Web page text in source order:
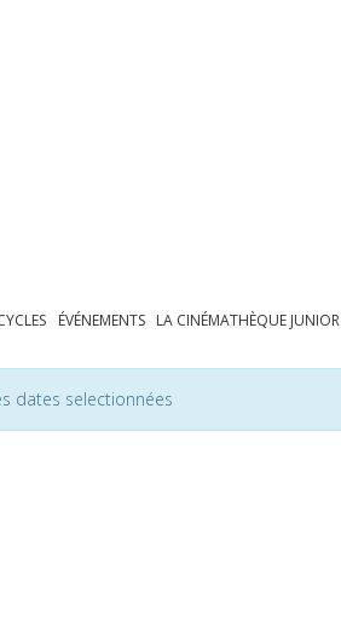
ÉVÉNEMENTS LA CINÉMATHÈQUE JUNIOR
dates selectionnées